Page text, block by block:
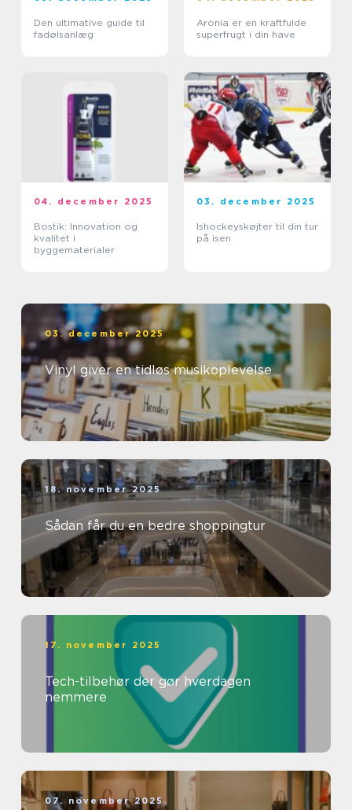
Den ultimative guide til
fadølsanlæg
Aronia er en kraftfulde
superfrugt i din have
04. december 2025
Bostik: Innovation og
kvalitet i
byggematerialer
03. december 2025
Ishockeyskøjter til din tur
på isen
03. december 2025
Vinyl giver en tidløs musikoplevelse
18. november 2025
Sådan får du en bedre shoppingtur
17. november 2025
Tech-tilbehør der gør hverdagen
nemmere
07. november 2025